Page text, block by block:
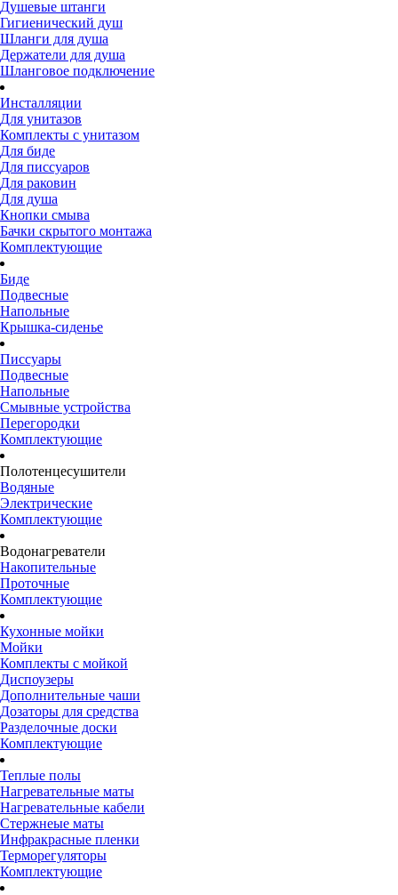
Душевые штанги
Гигиенический душ
Шланги для душа
Держатели для душа
Шланговое подключение
Инсталляции
Для унитазов
Комплекты с унитазом
Для биде
Для писсуаров
Для раковин
Для душа
Кнопки смыва
Бачки скрытого монтажа
Комплектующие
Биде
Подвесные
Напольные
Крышка-сиденье
Писсуары
Подвесные
Напольные
Смывные устройства
Перегородки
Комплектующие
Полотенцесушители
Водяные
Электрические
Комплектующие
Водонагреватели
Накопительные
Проточные
Комплектующие
Кухонные мойки
Мойки
Комплекты с мойкой
Диспоузеры
Дополнительные чаши
Дозаторы для средства
Разделочные доски
Комплектующие
Теплые полы
Нагревательные маты
Нагревательные кабели
Стержнеые маты
Инфракрасные пленки
Терморегуляторы
Комплектующие